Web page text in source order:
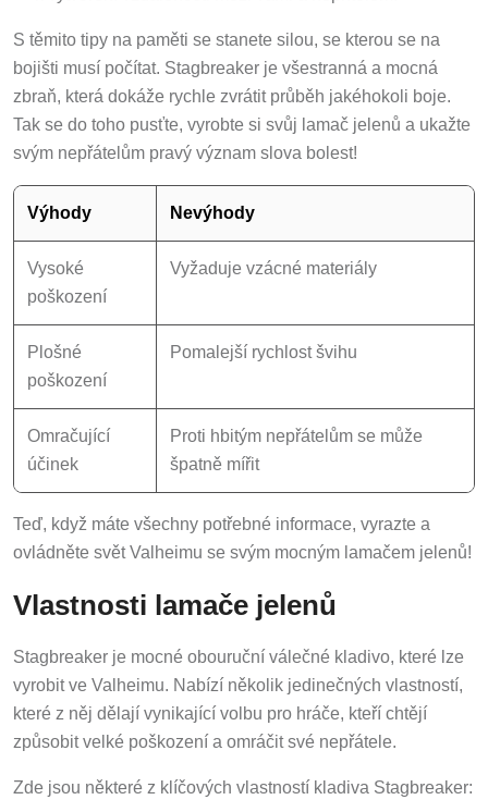
S těmito tipy na paměti se stanete silou, se kterou se na
bojišti musí počítat. Stagbreaker je všestranná a mocná
zbraň, která dokáže rychle zvrátit průběh jakéhokoli boje.
Tak se do toho pusťte, vyrobte si svůj lamač jelenů a ukažte
svým nepřátelům pravý význam slova bolest!
Výhody Nevýhody
Vysoké
poškození
Vyžaduje vzácné materiály
Plošné
poškození
Pomalejší rychlost švihu
Omračující
účinek
Proti hbitým nepřátelům se může
špatně mířit
Teď, když máte všechny potřebné informace, vyrazte a
ovládněte svět Valheimu se svým mocným lamačem jelenů!
Vlastnosti lamače jelenů
Stagbreaker je mocné obouruční válečné kladivo, které lze
vyrobit ve Valheimu. Nabízí několik jedinečných vlastností,
které z něj dělají vynikající volbu pro hráče, kteří chtějí
způsobit velké poškození a omráčit své nepřátele.
Zde jsou některé z klíčových vlastností kladiva Stagbreaker: